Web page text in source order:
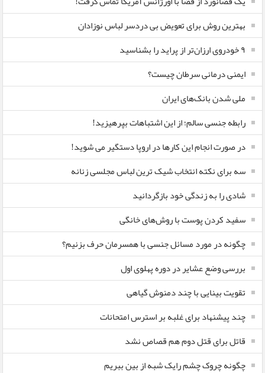
بهترین روش برای تعویض بی دردسر لباس نوزادان
٩ خودروی ارزان‌تر از پراید را بشناسید
ایمنی درمانی سرطان چیست؟
ملی شدن بانک‌های ایران
رابطه جنسی سالم؛ از این اشتباهات بپرهیزید!
در صورت انجام این کارها در اروپا دستگیر می شوید!
سه برای نکته انتخاب شیک ترین لباس مجلسی زنانه
شادی را به زندگی خود بازگردانید
سفید کردن پوست با روش‌های خانگی
چگونه در مورد مسائل جنسی با همسرمان حرف بزنیم؟
بررسی وضع عشایر در دوره پهلوی اول
تقویت بینایی با چند دمنوش گیاهی
چند پیشنهاد برای غلبه بر استرس امتحانات
قاتل برای قتل دوم هم قصاص نشد
چگونه چروک چشم رایک شبه از بین ببریم